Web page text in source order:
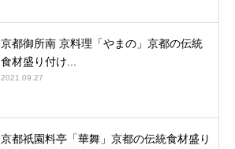
京都御所南 京料理「やまの」京都の伝統
食材盛り付け...
2021.09.27
京都祇園料亭「華舞」京都の伝統食材盛り